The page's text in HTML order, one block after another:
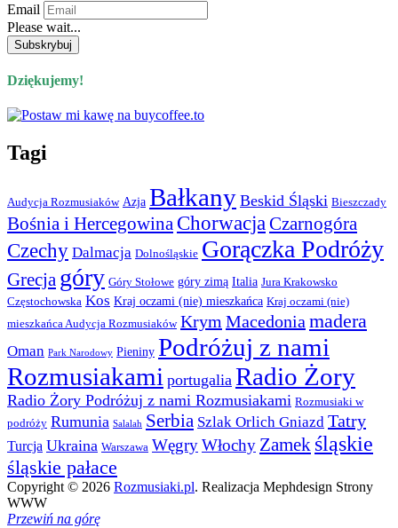
Email
Please wait...
Dziękujemy!
Tagi
Audycja Rozmusiaków Azja Bałkany Beskid Śląski Bieszczady
Bośnia i Hercegowina ChorwacjaCzarnogóra
Czechy Dalmacja Dolnośląskie Gorączka Podróży
Grecja góry Góry Stołowe góry zimą Italia Jura Krakowsko
Częstochowska Kos Kraj oczami (nie) mieszkańca Kraj oczami (nie)
mieszkańca Audycja Rozmusiaków Krym Macedonia madera
Oman Park Narodowy Pieniny Podróżuj z nami
Rozmusiakami portugalia Radio Żory
Radio Żory Podróżuj z nami Rozmusiakami Rozmusiaki w
podróży Rumunia Salalah Serbia Szlak Orlich Gniazd Tatry
Turcja Ukraina Warszawa WęgryWłochy Zamek śląskie
śląskie pałace
Copyright © 2026 Rozmusiaki.pl. Realizacja Mephdesign Strony
WWW
Przewiń na górę